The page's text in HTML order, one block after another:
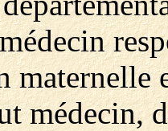
maternelle
médecin,